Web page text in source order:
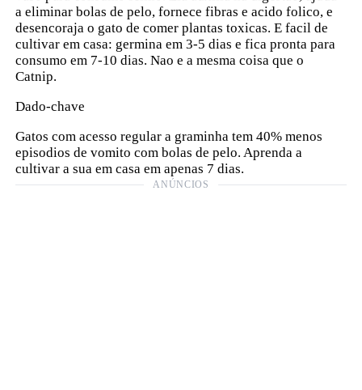
a eliminar bolas de pelo, fornece fibras e acido folico, e
desencoraja o gato de comer plantas toxicas. E facil de
cultivar em casa: germina em 3-5 dias e fica pronta para
consumo em 7-10 dias. Nao e a mesma coisa que o
Catnip.
Dado-chave
Gatos com acesso regular a graminha tem 40% menos
episodios de vomito com bolas de pelo. Aprenda a
cultivar a sua em casa em apenas 7 dias.
ANÚNCIOS